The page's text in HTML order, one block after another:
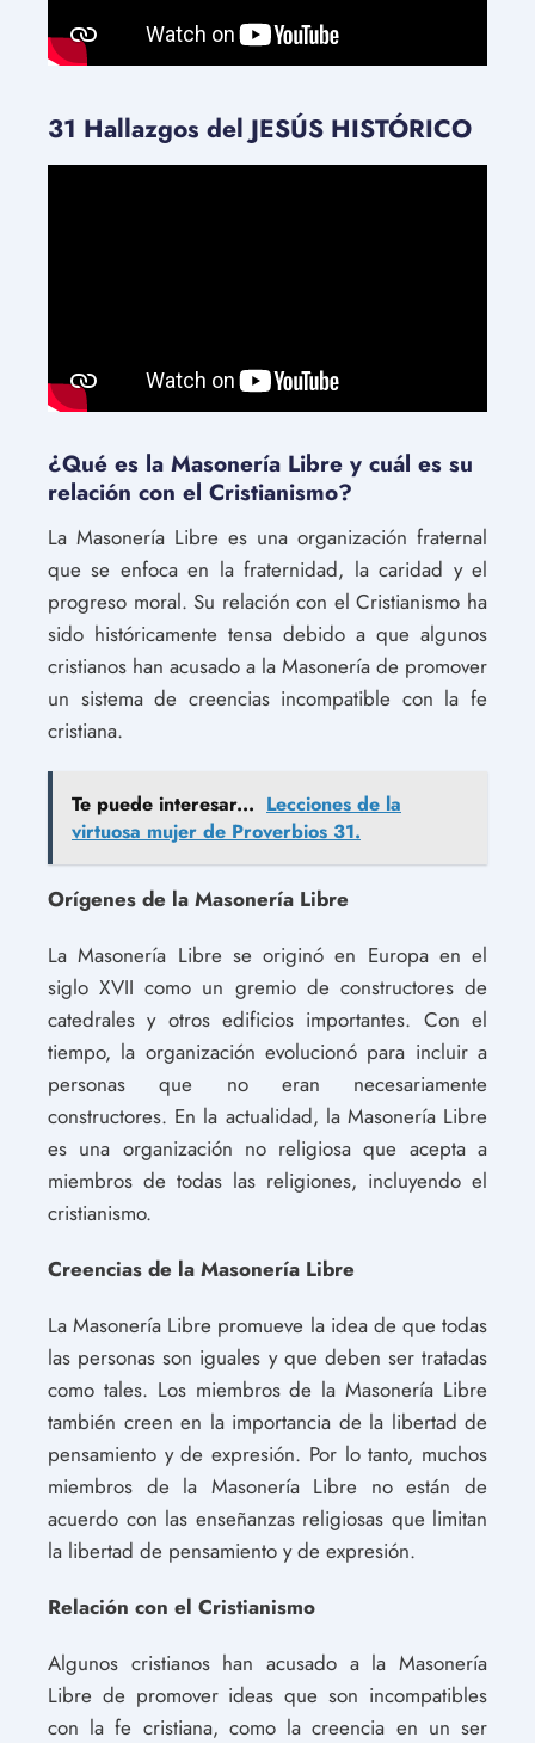
31 Hallazgos del JESÚS HISTÓRICO
¿Qué es la Masonería Libre y cuál es su
relación con el Cristianismo?
La Masonería Libre es una organización fraternal
que se enfoca en la fraternidad, la caridad y el
progreso moral. Su relación con el Cristianismo ha
sido históricamente tensa debido a que algunos
cristianos han acusado a la Masonería de promover
un sistema de creencias incompatible con la fe
cristiana.
Te puede interesar... Lecciones de la
virtuosa mujer de Proverbios 31.
Orígenes de la Masonería Libre
La Masonería Libre se originó en Europa en el
siglo XVII como un gremio de constructores de
catedrales y otros edificios importantes. Con el
tiempo, la organización evolucionó para incluir a
personas que no eran necesariamente
constructores. En la actualidad, la Masonería Libre
es una organización no religiosa que acepta a
miembros de todas las religiones, incluyendo el
cristianismo.
Creencias de la Masonería Libre
La Masonería Libre promueve la idea de que todas
las personas son iguales y que deben ser tratadas
como tales. Los miembros de la Masonería Libre
también creen en la importancia de la libertad de
pensamiento y de expresión. Por lo tanto, muchos
miembros de la Masonería Libre no están de
acuerdo con las enseñanzas religiosas que limitan
la libertad de pensamiento y de expresión.
Relación con el Cristianismo
Algunos cristianos han acusado a la Masonería
Libre de promover ideas que son incompatibles
con la fe cristiana, como la creencia en un ser